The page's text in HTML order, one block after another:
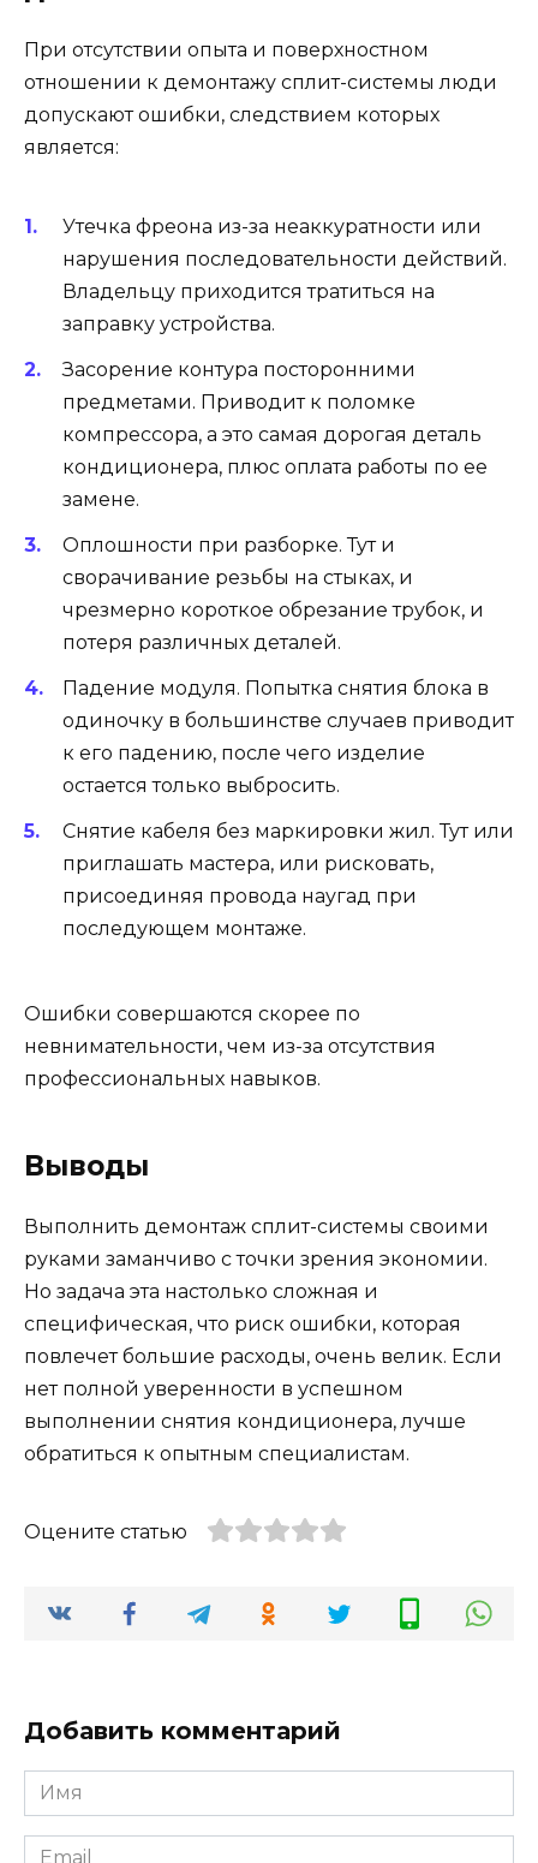
При отсутствии опыта и поверхностном
отношении к демонтажу сплит-системы люди
допускают ошибки, следствием которых
является:
Утечка фреона из-за неаккуратности или
нарушения последовательности действий.
Владельцу приходится тратиться на
заправку устройства.
Засорение контура посторонними
предметами. Приводит к поломке
компрессора, а это самая дорогая деталь
кондиционера, плюс оплата работы по ее
замене.
Оплошности при разборке. Тут и
сворачивание резьбы на стыках, и
чрезмерно короткое обрезание трубок, и
потеря различных деталей.
Падение модуля. Попытка снятия блока в
одиночку в большинстве случаев приводит
к его падению, после чего изделие
остается только выбросить.
Снятие кабеля без маркировки жил. Тут или
приглашать мастера, или рисковать,
присоединяя провода наугад при
последующем монтаже.
Ошибки совершаются скорее по
невнимательности, чем из-за отсутствия
профессиональных навыков.
Выводы
Выполнить демонтаж сплит-системы своими
руками заманчиво с точки зрения экономии.
Но задача эта настолько сложная и
специфическая, что риск ошибки, которая
повлечет большие расходы, очень велик. Если
нет полной уверенности в успешном
выполнении снятия кондиционера, лучше
обратиться к опытным специалистам.
Оцените статью
Добавить комментарий
Имя
*
Email